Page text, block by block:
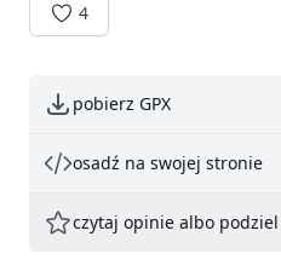
4
pobierz GPX
osadź na swojej stronie
czytaj opinie albo